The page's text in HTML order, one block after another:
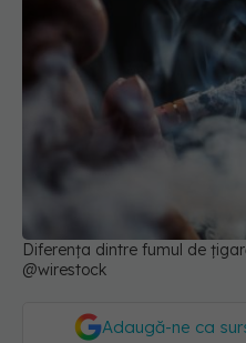
Diferența dintre fumul de
@wirestock
Adaugă-ne ca